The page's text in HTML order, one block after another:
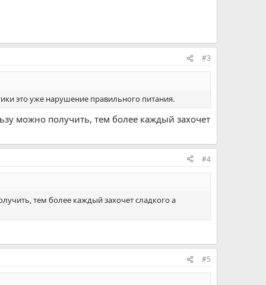
#3
это уже нарушение правильного питания.
можно получить, тем более каждый захочет
#4
тем более каждый захочет сладкого а
#5